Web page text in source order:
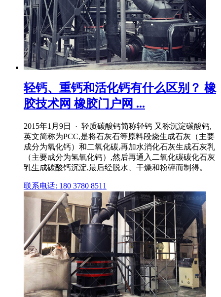
轻钙、重钙和活化钙有什么区别？ 橡
胶技术网 橡胶门户网 ...
2015年1月9日 · 轻质碳酸钙简称轻钙 又称沉淀碳酸钙,
英文简称为PCC,是将石灰石等原料段烧生成石灰（主要
成分为氧化钙）和二氧化碳,再加水消化石灰生成石灰乳
（主要成分为氢氧化钙）,然后再通入二氧化碳碳化石灰
乳生成碳酸钙沉淀,最后经脱水、干燥和粉碎而制得。
联系电话: 180 3780 8511